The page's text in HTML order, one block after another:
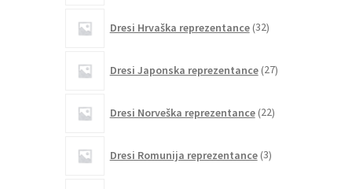
Dresi Hrvaška reprezentance 32izdelkov
Dresi Japonska reprezentance 27izdelkov
Dresi Norveška reprezentance 22izdelkov
Dresi Romunija reprezentance 3izdelki